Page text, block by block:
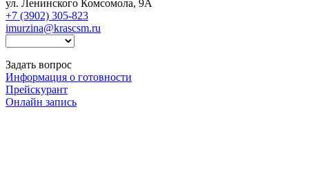
ул. Ленинского Комсомола, 9А
+7 (3902) 305-823
imurzina@krascsm.ru
Задать вопрос
Информация о готовности
Прейскурант
Онлайн запись